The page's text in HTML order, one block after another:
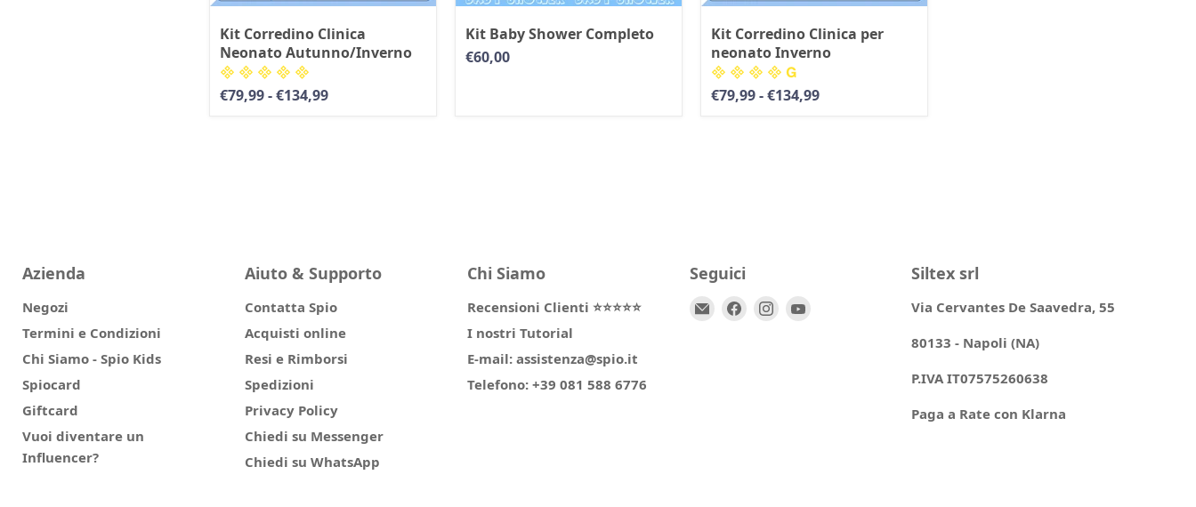
Kit Corredino Clinica
Neonato Autunno/Inverno
€79,99-€134,99
Kit Baby Shower Completo
€60,00
Kit Corredino Clinica per
neonato Inverno
€79,99-€134,99
Azienda
Negozi
Termini e Condizioni
Chi Siamo - Spio Kids
Spiocard
Giftcard
Vuoi diventare un
Influencer?
Aiuto & Supporto
Contatta Spio
Acquisti online
Resi e Rimborsi
Spedizioni
Privacy Policy
Chiedi su Messenger
Chiedi su WhatsApp
Chi Siamo
Recensioni Clienti ⭐⭐⭐⭐⭐
I nostri Tutorial
E-mail: assistenza@spio.it
Telefono: +39 081 588 6776
Seguici
Email
TrovaciTrovaci
Siltex srl
Via Cervantes De Saavedra, 55
80133 - Napoli (NA)
P.IVA IT07575260638
Paga a Rate con Klarna